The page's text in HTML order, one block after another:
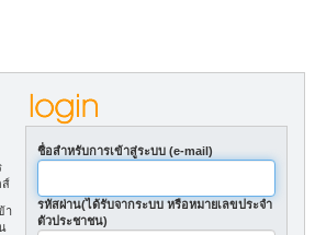
ชื่อสำหรับการเข้าสู่ระบบ (e-mail)
รหัสผ่าน(ได้รับจากระบบ หรือหมายเลขประจำ
ตัวประชาชน)
ส์
า